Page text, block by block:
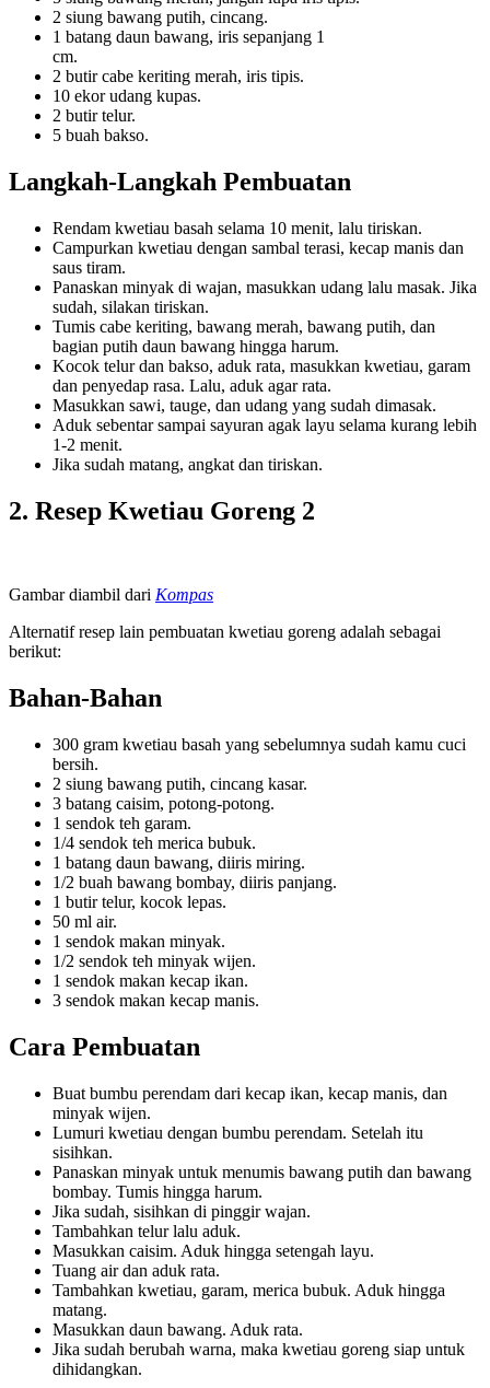
2 siung bawang putih, cincang.
1 batang daun bawang, iris sepanjang 1
cm.
2 butir cabe keriting merah, iris tipis.
10 ekor udang kupas.
2 butir telur.
5 buah bakso.
Langkah-Langkah Pembuatan
Rendam kwetiau basah selama 10 menit, lalu tiriskan.
Campurkan kwetiau dengan sambal terasi, kecap manis dan
saus tiram.
Panaskan minyak di wajan, masukkan udang lalu masak. Jika
sudah, silakan tiriskan.
Tumis cabe keriting, bawang merah, bawang putih, dan
bagian putih daun bawang hingga harum.
Kocok telur dan bakso, aduk rata, masukkan kwetiau, garam
dan penyedap rasa. Lalu, aduk agar rata.
Masukkan sawi, tauge, dan udang yang sudah dimasak.
Aduk sebentar sampai sayuran agak layu selama kurang lebih
1-2 menit.
Jika sudah matang, angkat dan tiriskan.
2. Resep Kwetiau Goreng 2
Gambar diambil dari Kompas
Alternatif resep lain pembuatan kwetiau goreng adalah sebagai
berikut:
Bahan-Bahan
300 gram kwetiau basah yang sebelumnya sudah kamu cuci
bersih.
2 siung bawang putih, cincang kasar.
3 batang caisim, potong-potong.
1 sendok teh garam.
1/4 sendok teh merica bubuk.
1 batang daun bawang, diiris miring.
1/2 buah bawang bombay, diiris panjang.
1 butir telur, kocok lepas.
50 ml air.
1 sendok makan minyak.
1/2 sendok teh minyak wijen.
1 sendok makan kecap ikan.
3 sendok makan kecap manis.
Cara Pembuatan
Buat bumbu perendam dari kecap ikan, kecap manis, dan
minyak wijen.
Lumuri kwetiau dengan bumbu perendam. Setelah itu
sisihkan.
Panaskan minyak untuk menumis bawang putih dan bawang
bombay. Tumis hingga harum.
Jika sudah, sisihkan di pinggir wajan.
Tambahkan telur lalu aduk.
Masukkan caisim. Aduk hingga setengah layu.
Tuang air dan aduk rata.
Tambahkan kwetiau, garam, merica bubuk. Aduk hingga
matang.
Masukkan daun bawang. Aduk rata.
Jika sudah berubah warna, maka kwetiau goreng siap untuk
dihidangkan.